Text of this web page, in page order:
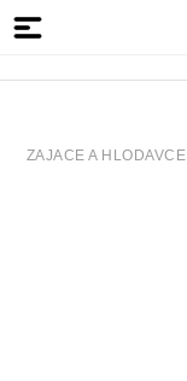
ZAJACE A HLODAVCE